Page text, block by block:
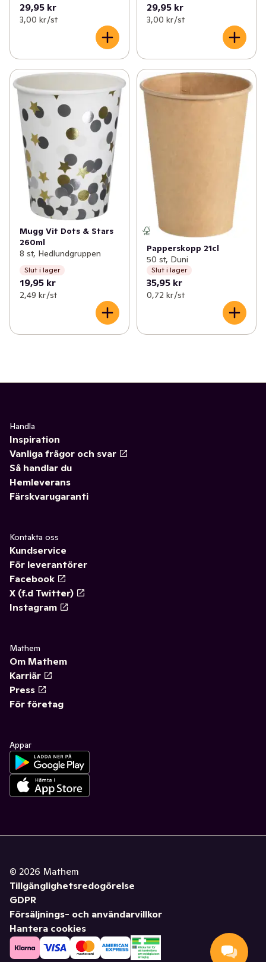
29,95 kr
3,00 kr /st
29,95 kr
3,00 kr /st
Mugg Vit Dots & Stars
260ml
8 st, Hedlundgruppen
Slut i lager
19,95 kr
2,49 kr /st
Papperskopp 21cl
50 st, Duni
Slut i lager
35,95 kr
0,72 kr /st
Handla
Inspiration
Vanliga frågor och svar
Så handlar du
Hemleverans
Färskvarugaranti
Kontakta oss
Kundservice
För leverantörer
Facebook
X (f.d Twitter)
Instagram
Mathem
Om Mathem
Karriär
Press
För företag
Appar
© 2026 Mathem
Tillgänglighetsredogörelse
GDPR
Försäljnings- och användarvillkor
Hantera cookies